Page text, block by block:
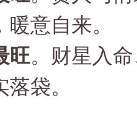
意自来。
旺。财星入
袋。